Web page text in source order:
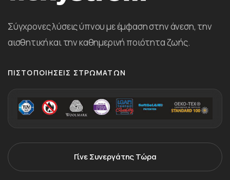
Σύγχρονες λύσεις ύπνου με έμφαση στην άνεση, την
αισθητική και την καθημερινή ποιότητα ζωής.
ΠΙΣΤΟΠΟΙΉΣΕΙΣ ΣΤΡΩΜΆΤΩΝ
Γίνε Συνεργάτης Τώρα